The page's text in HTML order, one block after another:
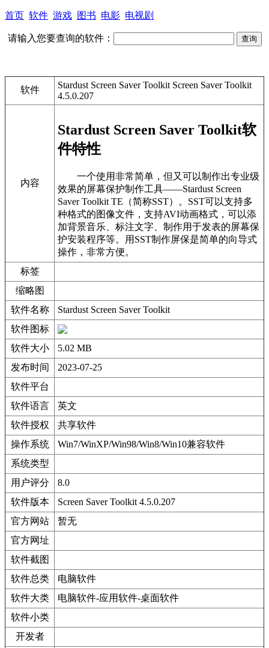
首页 软件 游戏 图书 电影 电视剧
请输入您要查询的软件：
软件
Stardust Screen Saver Toolkit Screen Saver Toolkit
4.5.0.207
内容
Stardust Screen Saver Toolkit软
件特性
一个使用非常简单，但又可以制作出专业级
效果的屏幕保护制作工具——Stardust Screen
Saver Toolkit TE（简称SST）。SST可以支持多
种格式的图像文件，支持AVI动画格式，可以添
加背景音乐、标注文字、制作用于发表的屏幕保
护安装程序等。用SST制作屏保是简单的向导式
操作，非常方便。
标签
缩略图
软件名称
Stardust Screen Saver Toolkit
软件图标
软件大小
5.02 MB
发布时间
2023-07-25
软件平台
软件语言
英文
软件授权
共享软件
操作系统
Win7/WinXP/Win98/Win8/Win10兼容软件
系统类型
用户评分
8.0
软件版本
Screen Saver Toolkit 4.5.0.207
官方网站
暂无
官方网址
软件截图
软件总类
电脑软件
软件大类
电脑软件-应用软件-桌面软件
软件小类
开发者